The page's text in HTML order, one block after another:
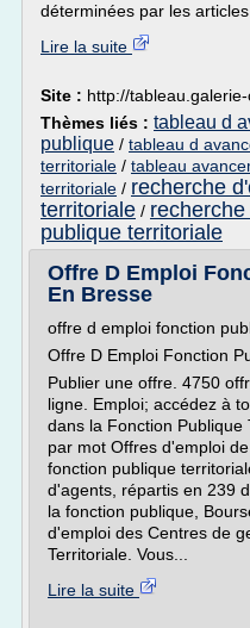
déterminées par les articles
Lire la suite
Site : http://
Thèmes liés : tableau d
publique / tableau d
territoriale / tableau
territoriale / recherche
territoriale /
publique territoriale
Offre D Emploi
En Bresse
offre d emploi fonction
Offre D Emploi Fonction
Publier une offre. 4750
ligne. Emploi; accédez à
dans la Fonction
par mot Offres d'emploi
fonction publique
d'agents, répartis en 239
la fonction publique,
d'emploi des Centres de
Territoriale. Vous...
Lire la suite